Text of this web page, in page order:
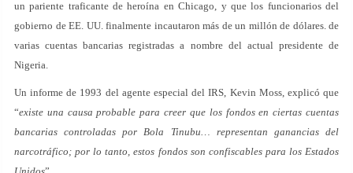
un pariente traficante de heroína en Chicago, y que los funcionarios del
gobierno de EE. UU. finalmente incautaron más de un millón de dólares. de
varias cuentas bancarias registradas a nombre del actual presidente de
Nigeria.
Un informe de 1993 del agente especial del IRS, Kevin Moss, explicó que
“existe una causa probable para creer que los fondos en ciertas cuentas
bancarias controladas por Bola Tinubu… representan ganancias del
narcotráfico; por lo tanto, estos fondos son confiscables para los Estados